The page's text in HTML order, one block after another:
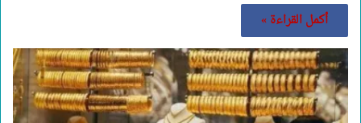
أكمل القراءة »